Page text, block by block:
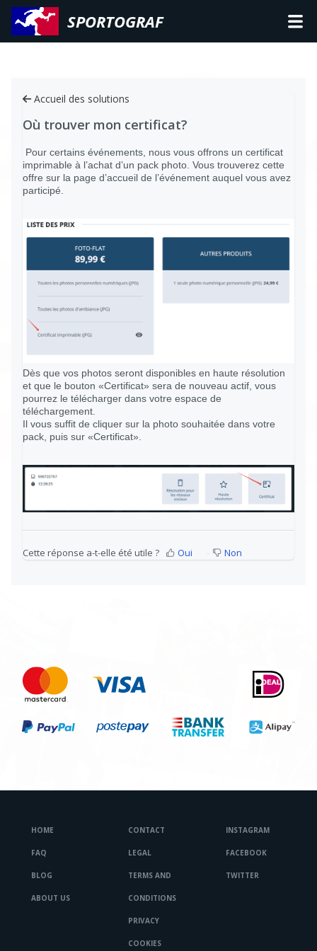
SPORTOGRAF
Accueil des solutions
Où trouver mon certificat?
Pour certains événements, nous vous offrons un certificat
imprimable à l’achat d’un pack photo. Vous trouverez cette
offre sur la page d’accueil de l’événement auquel vous avez
participé.
Dès que vos photos seront disponibles en haute résolution
et que le bouton «Certificat» sera de nouveau actif, vous
pourrez le télécharger dans votre espace de
téléchargement.
Il vous suffit de cliquer sur la photo souhaitée dans votre
pack, puis sur «Certificat».
Cette réponse a-t-elle été utile ? Oui Non
HOME
FAQ
BLOG
ABOUT US
CONTACT
LEGAL
TERMS AND
CONDITIONS
PRIVACY
COOKIES
INSTAGRAM
FACEBOOK
TWITTER